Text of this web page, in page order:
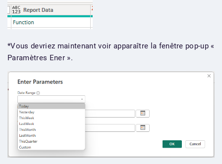
*Vous devriez maintenant voir apparaître la fenêtre pop-up «
Paramètres Ener ».